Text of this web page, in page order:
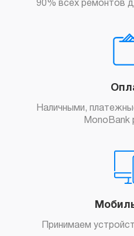
90% всех ремонтов
Наличными,
MonoBank
Принимаем